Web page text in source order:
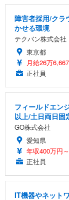
障害者採用/クラ
かせる環境
テクバン株式会社
東京都
月給26万
正社員
フィールドエン
以上/土日両日固
GO株式会社
愛知県
年収400万円
正社員
IT機器やネット